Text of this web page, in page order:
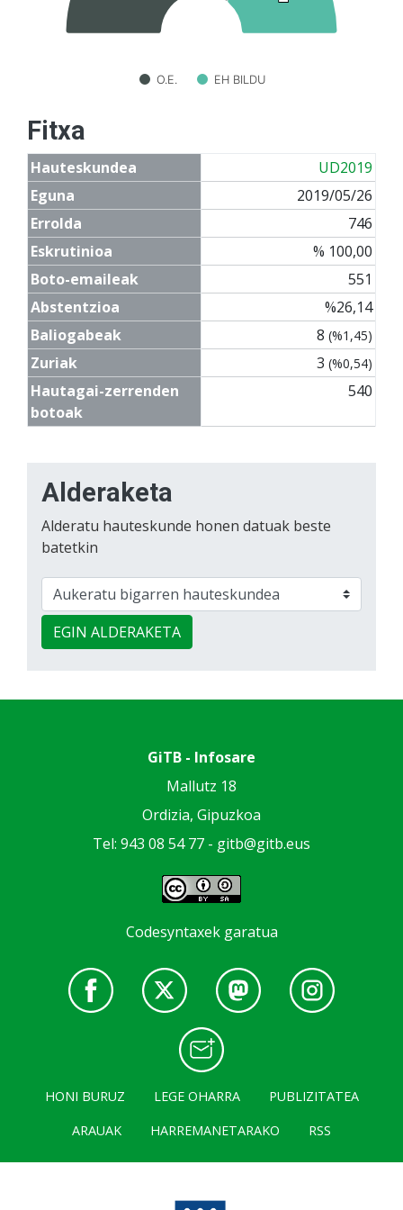
O.E. EH BILDU
Fitxa
Hauteskundea
UD2019
Eguna
2019/05/26
Errolda
746
Eskrutinioa
% 100,00
Boto-emaileak
551
Abstentzioa
%26,14
Baliogabeak
8 (%1,45)
Zuriak 3 (%0,54)
Hautagai-zerrenden
botoak
540
Alderaketa
Alderatu hauteskunde honen datuak beste
batetkin
EGIN ALDERAKETA
GiTB - Infosare
Mallutz 18
Ordizia, Gipuzkoa
Tel: 943 08 54 77 - gitb@gitb.eus
Codesyntaxek garatua
HONI BURUZ LEGE OHARRA
PUBLIZITATEA
ARAUAK
HARREMANETARAKO RSS